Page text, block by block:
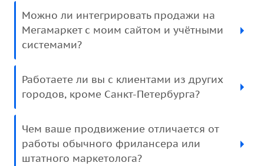
Можно ли интегрировать продажи на
Мегамаркет с моим сайтом и учётными
системами?
Работаете ли вы с клиентами из других
городов, кроме Санкт-Петербурга?
Чем ваше продвижение отличается от
работы обычного фрилансера или
штатного маркетолога?